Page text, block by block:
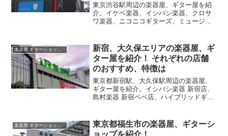
東京渋谷駅周辺の楽器屋、ギター屋を紹
介。イケベ楽器、イシバシ楽器、クロサ
ワ楽器、ニコニコギターズ、ミュージッ
ースティックギターズ、ナンシー渋谷
店、メインストリートギター、CLOUD9
Vintage Guitarsのおすすめの特徴を紹
介。
新宿、大久保エリアの楽器屋、ギ
ター屋を紹介！ それぞれの店舗
のおすすめ、特徴は
東京都新宿駅、大久保駅周辺の楽器屋、
ギター屋を紹介。イシバシ楽器 新宿店、
島村楽器 新宿ペペ店、ハイブリッドギタ
東京都福生市の楽器屋、ギターシ
ョップを紹介！